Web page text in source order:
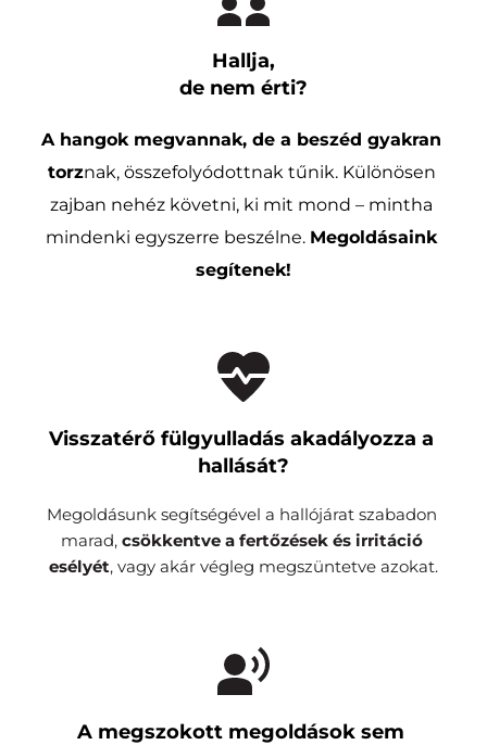
Hallja,
de nem érti?
A hangok megvannak, de a beszéd gyakran
torznak, összefolyódottnak tűnik. Különösen
zajban nehéz követni, ki mit mond – mintha
mindenki egyszerre beszélne. Megoldásaink
segítenek!
Visszatérő fülgyulladás akadályozza a
hallását?
Megoldásunk segítségével a hallójárat szabadon
marad, csökkentve a fertőzések és irritáció
esélyét, vagy akár végleg megszüntetve azokat.
A megszokott megoldások sem